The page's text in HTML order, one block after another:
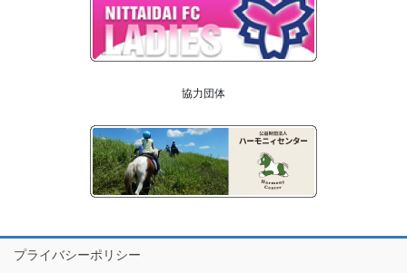
協力団体
プライバシーポリシー